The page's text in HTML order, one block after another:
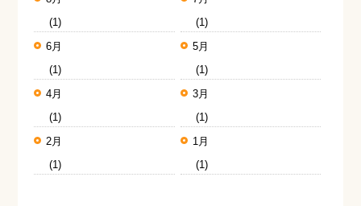
(1)
(1)
6月
(1)
5月
(1)
4月
(1)
3月
(1)
2月
(1)
1月
(1)